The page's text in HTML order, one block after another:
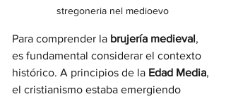
stregoneria nel medioevo
Para comprender la brujería medieval,
es fundamental considerar el contexto
histórico. A principios de la Edad Media,
el cristianismo estaba emergiendo